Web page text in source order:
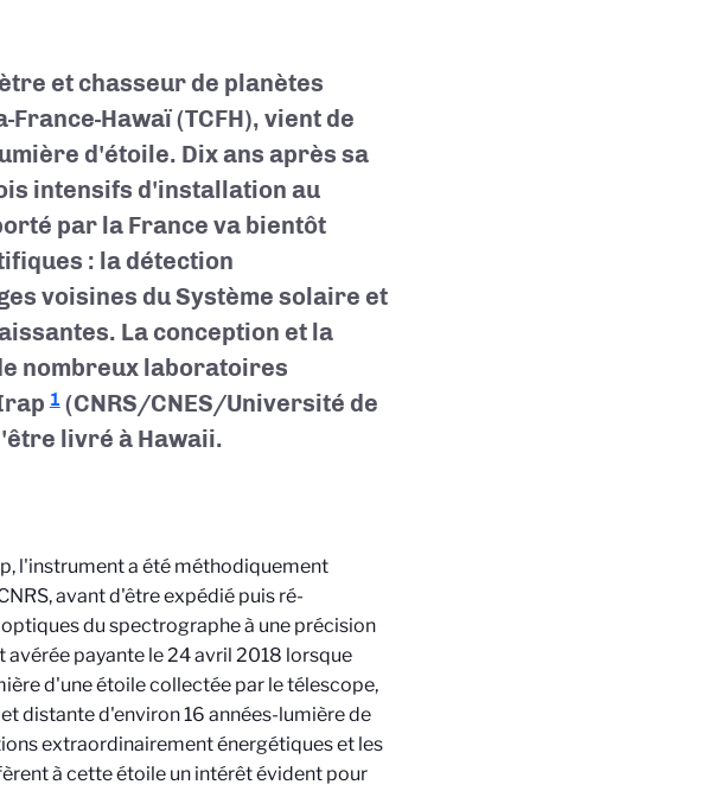
et chasseur de planètes
Hawaï (TCFH), vient de
d'étoile. Dix ans après sa
intensifs d'installation au
par la France va bientôt
: la détection
voisines du Système solaire et
La conception et la
nombreux laboratoires
1(CNRS/CNES/Université de
livré à Hawaii.
l'instrument a été méthodiquement
avant d'être expédié puis ré-
du spectrographe à une précision
payante le 24 avril 2018 lorsque
d'une étoile collectée par le télescope,
distante d'environ 16 années-lumière de
extraordinairement énergétiques et les
à cette étoile un intérêt évident pour